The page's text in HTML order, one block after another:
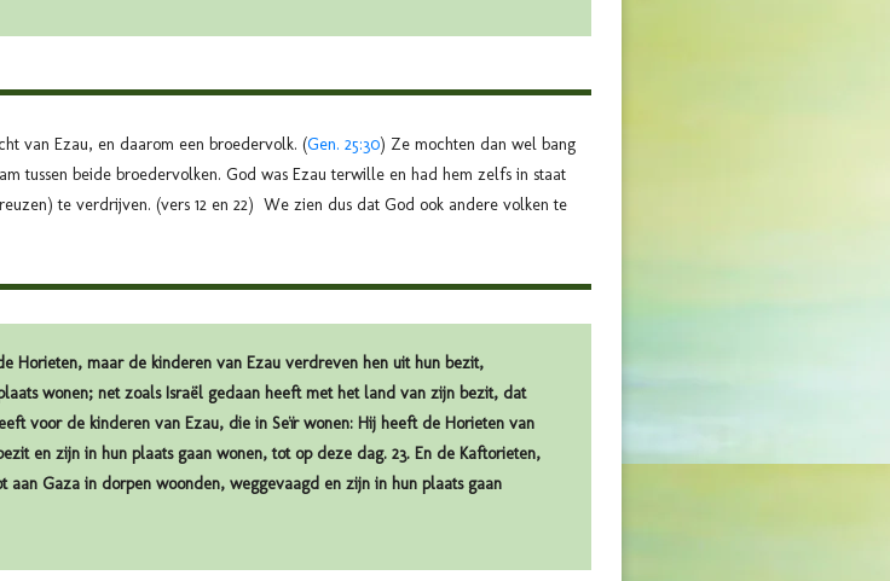
van Ezau, en daarom een broedervolk. (Gen. 25:30) Ze mochten dan wel bang
tussen beide broedervolken. God was Ezau terwille en had hem zelfs in staat
te verdrijven. (vers 12 en 22) We zien dus dat God ook andere volken te
Horieten, maar de kinderen van Ezau verdreven hen uit hun bezit,
wonen; net zoals Israël gedaan heeft met het land van zijn bezit, dat
voor de kinderen van Ezau, die in Seïr wonen: Hij heeft de Horieten van
en zijn in hun plaats gaan wonen, tot op deze dag. 23. En de Kaftorieten,
Gaza in dorpen woonden, weggevaagd en zijn in hun plaats gaan